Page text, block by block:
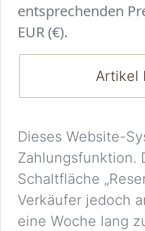
entsprechenden
EUR (€).
Artikel
Dieses Website-
Zahlungsfunktion.
Schaltfläche
Verkäufer jedoch
eine Woche lang